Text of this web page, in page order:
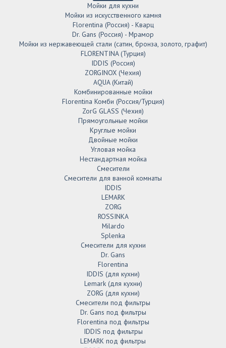
Мойки для кухни
Мойки из искусственного камня
Florentina (Россия) - Кварц
Dr. Gans (Россия) - Мрамор
Мойки из нержавеющей стали (сатин, бронза, золото, графит)
FLORENTINA (Турция)
IDDIS (Россия)
ZORGINOX (Чехия)
AQUA (Китай)
Комбинированные мойки
Florentina Комби (Россия/Турция)
ZorG GLASS (Чехия)
Прямоугольные мойки
Круглые мойки
Двойные мойки
Угловая мойка
Нестандартная мойка
Смесители
Смесители для ванной комнаты
IDDIS
LEMARK
ZORG
ROSSINKA
Milardo
Splenka
Смесители для кухни
Dr. Gans
Florentina
IDDIS (для кухни)
Lemark (для кухни)
ZORG (для кухни)
Смесители под фильтры
Dr. Gans под фильтры
Florentina под фильтры
IDDIS под фильтры
LEMARK под фильтры